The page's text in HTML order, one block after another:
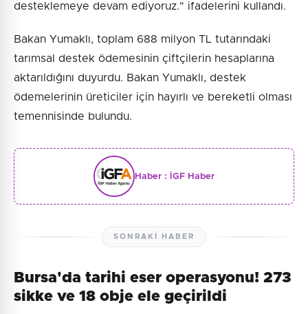
desteklemeye devam ediyoruz." ifadelerini kullandı.
Bakan Yumaklı, toplam 688 milyon TL tutarındaki
tarımsal destek ödemesinin çiftçilerin hesaplarına
aktarıldığını duyurdu. Bakan Yumaklı, destek
ödemelerinin üreticiler için hayırlı ve bereketli olması
temennisinde bulundu.
Haber : İGF Haber
SONRAKI HABER
Bursa'da tarihi eser operasyonu! 273
sikke ve 18 obje ele geçirildi